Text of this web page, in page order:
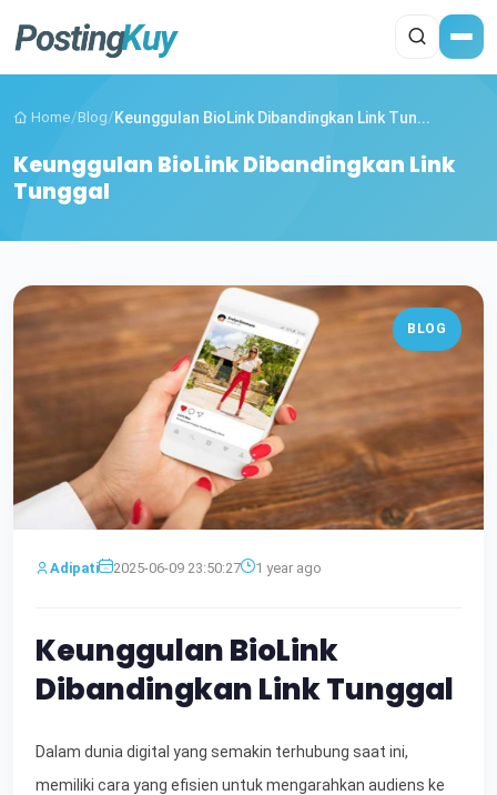
Home/Blog/Keunggulan BioLink Dibandingkan Link Tun...
Keunggulan BioLink Dibandingkan Link
Tunggal
BLOG
Adipati 2025-06-09 23:50:27 1 year ago
Keunggulan BioLink
Dibandingkan Link Tunggal
Dalam dunia digital yang semakin terhubung saat ini,
memiliki cara yang efisien untuk mengarahkan audiens ke